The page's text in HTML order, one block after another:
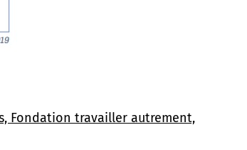
Fondation travailler autrement,